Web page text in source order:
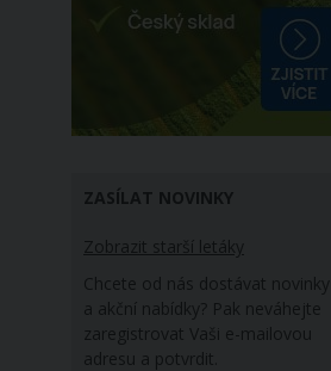
ZASÍLAT NOVINKY
Zobrazit starší letáky
Chcete od nás dostávat novinky
a akční nabídky? Pak neváhejte
zaregistrovat Vaši e-mailovou
adresu a potvrdit.